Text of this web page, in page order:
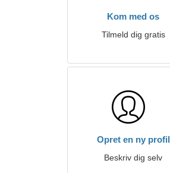
Kom med os
Tilmeld dig gratis
Opret en ny profil
Beskriv dig selv